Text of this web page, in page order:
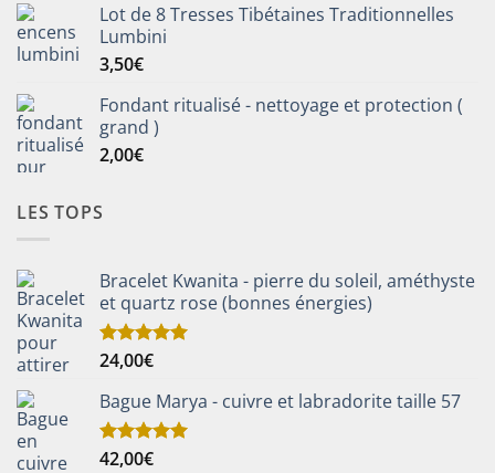
Lot de 8 Tresses Tibétaines Traditionnelles
Lumbini
3,50€
Fondant ritualisé - nettoyage et protection (
grand )
2,00€
LES TOPS
Bracelet Kwanita - pierre du soleil, améthyste
et quartz rose (bonnes énergies)
Note5.00
24,00€
Bague Marya - cuivre et labradorite taille 57
Note5.00
42,00€